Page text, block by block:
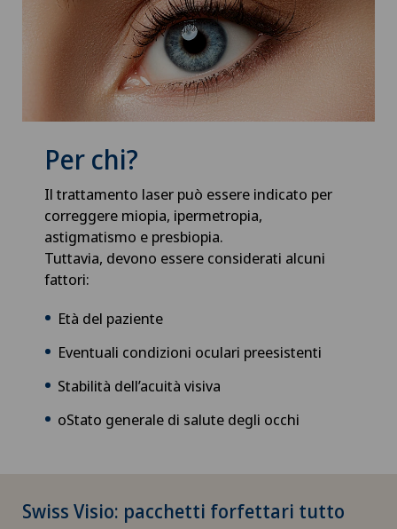
Per chi?
Il trattamento laser può essere indicato per
correggere miopia, ipermetropia,
astigmatismo e presbiopia.
Tuttavia, devono essere considerati alcuni
fattori:
Età del paziente
Eventuali condizioni oculari preesistenti
Stabilità dell’acuità visiva
oStato generale di salute degli occhi
Swiss Visio: pacchetti forfettari tutto